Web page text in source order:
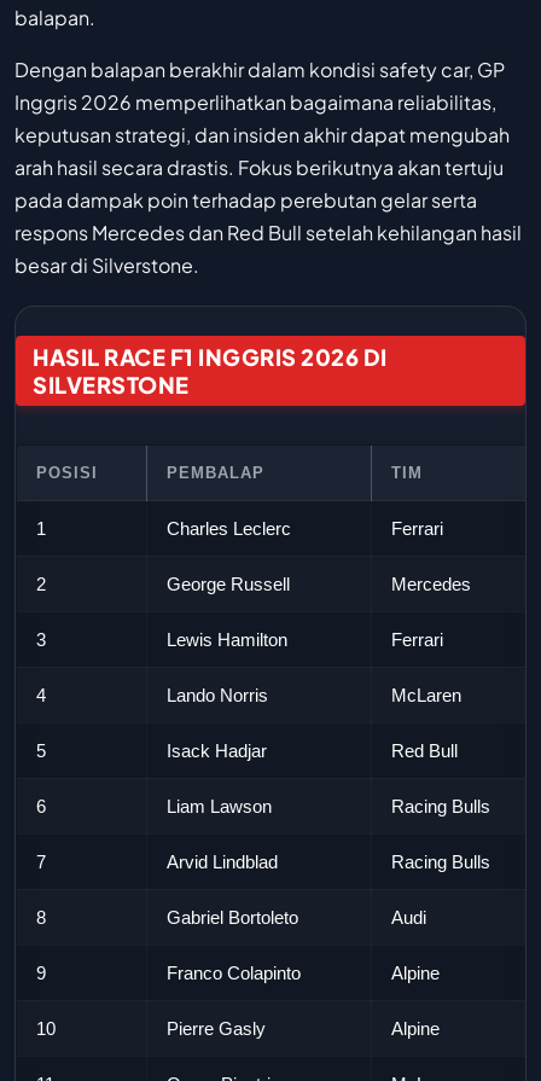
balapan.
Dengan balapan berakhir dalam kondisi safety car, GP
Inggris 2026 memperlihatkan bagaimana reliabilitas,
keputusan strategi, dan insiden akhir dapat mengubah
arah hasil secara drastis. Fokus berikutnya akan tertuju
pada dampak poin terhadap perebutan gelar serta
respons Mercedes dan Red Bull setelah kehilangan hasil
besar di Silverstone.
HASIL RACE F1 INGGRIS 2026 DI
SILVERSTONE
POSISI PEMBALAP TIM
1 Charles Leclerc Ferrari
2 George Russell Mercedes
3 Lewis Hamilton Ferrari
4 Lando Norris McLaren
5 Isack Hadjar Red Bull
6 Liam Lawson Racing Bulls
7 Arvid Lindblad Racing Bulls
8 Gabriel Bortoleto Audi
9 Franco Colapinto Alpine
10 Pierre Gasly Alpine